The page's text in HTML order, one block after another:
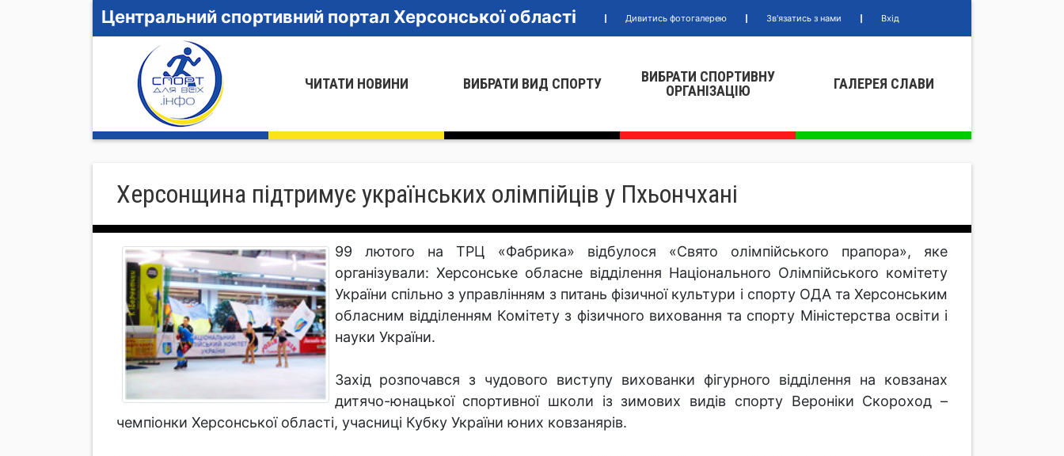
Центральний спортивний портал Херсонської області Дивитись фотогалерею Зв'язатись з нами Вхід
ЧИТАТИ НОВИНИ ВИБРАТИ ВИД СПОРТУ
ВИБРАТИ СПОРТИВНУ
ОРГАНIЗАЦIЮ
ГАЛЕРЕЯ СЛАВИ
Херсонщина підтримує українських олімпійців у Пхьончхані
99 лютого на ТРЦ «Фабрика» відбулося «Свято олімпійського прапора», яке
організували: Херсонське обласне відділення Національного Олімпійського комітету
України спільно з управлінням з питань фізичної культури і спорту ОДА та Херсонським
обласним відділенням Комітету з фізичного виховання та спорту Міністерства освіти і
науки України.
Захід розпочався з чудового виступу вихованки фігурного відділення на ковзанах
дитячо-юнацької спортивної школи із зимових видів спорту Вероніки Скороход –
чемпіонки Херсонської області, учасниці Кубку України юних ковзанярів.